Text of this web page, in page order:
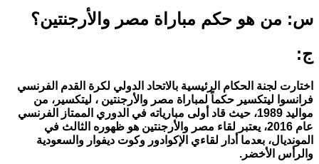
س: من هو حكم مباراة مصر والأرجنتين؟
ج:
اختارت لجنة الحكام الرئيسية بالاتحاد الدولي لكرة القدم الفرنسي
فرانسوا ليتكسير حكماً لمباراة مصر والأرجنتين ، ليتكسير، من
مواليد 1989، حيث قاد أولى مبارياته في الدوري الممتاز الفرنسي
عام 2016، يعتبر لقاء مصر والأرجنتين هو ظهوره الثالث في
المونديال، بعدما أدار لقاءي الإكوادور وكوت ديفوار والسعودية
والرأس الأخضر.